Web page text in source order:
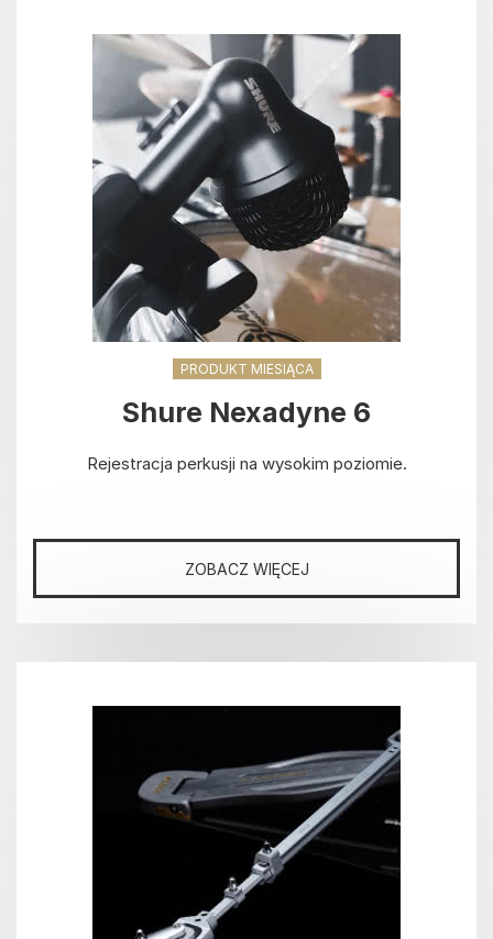
PRODUKT MIESIĄCA
Shure Nexadyne 6
Rejestracja perkusji na wysokim poziomie.
ZOBACZ WIĘCEJ